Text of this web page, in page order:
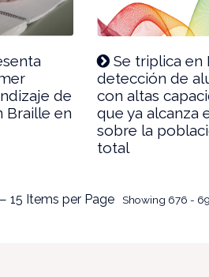
de
Braille en
Se triplica en
detección de
con altas
que ya alcanza
sobre la
total
15 Items per Page Showing 676 -